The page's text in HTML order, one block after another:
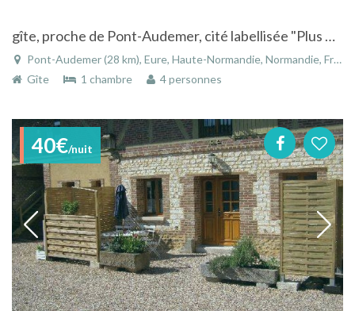
gîte, proche de Pont-Audemer, cité labellisée "Plus Beaux Détours de France"
Pont-Audemer (28 km), Eure, Haute-Normandie, Normandie, France
Gîte
1 chambre 4 personnes
40€/nuit